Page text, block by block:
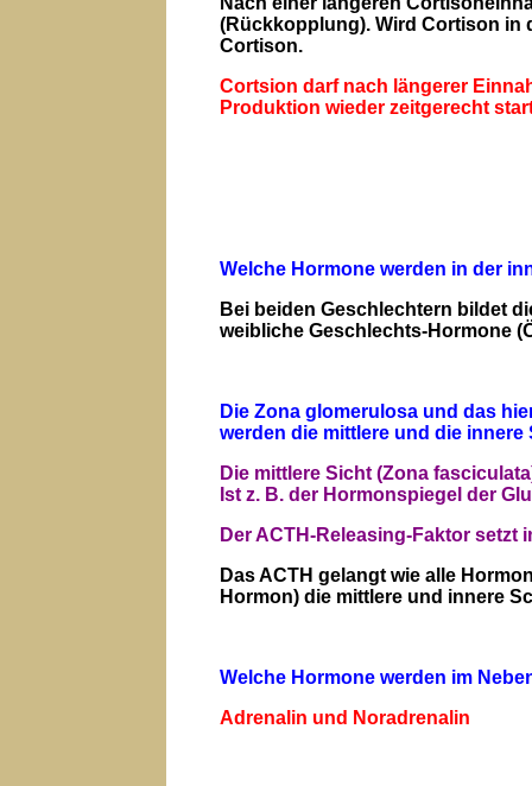
(Rückkopplung). Wird Cortison in
Cortison.
Cortsion darf nach längerer
Produktion wieder zeitgerecht
Welche Hormone werden in der
Bei beiden Geschlechtern bildet
weibliche Geschlechts-Hormone
Die Zona glomerulosa und das
werden die mittlere und die
Die mittlere Sicht (Zona
Ist z. B. der Hormonspiegel der
Der ACTH-Releasing-Faktor
Das ACTH gelangt wie alle
Hormon) die mittlere und innere
Welche Hormone werden im
Adrenalin und Noradrenalin